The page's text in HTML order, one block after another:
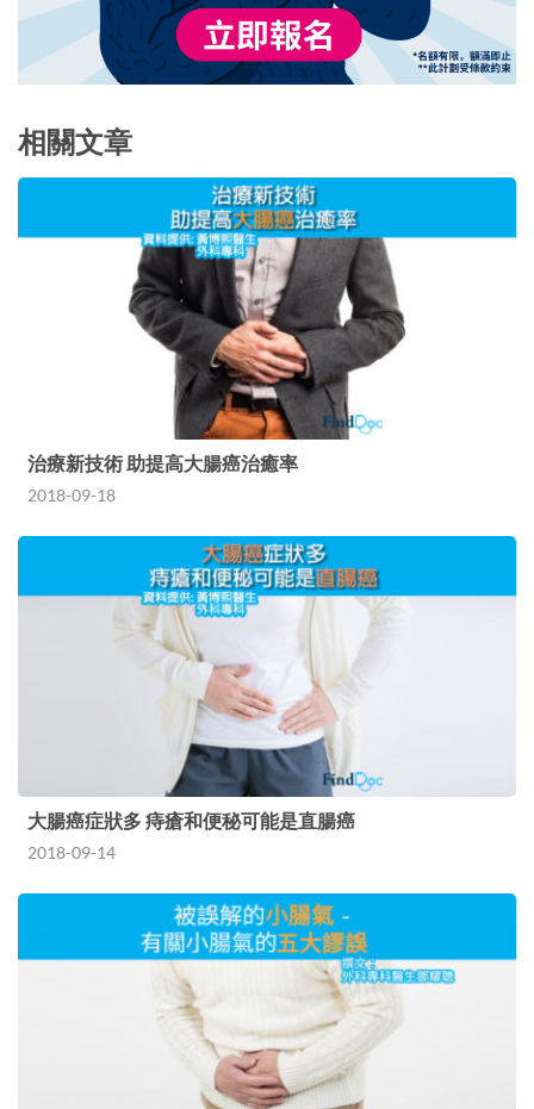
相關文章
治療新技術 助提高大腸癌治癒率
2018-09-18
大腸癌症狀多 痔瘡和便秘可能是直腸癌
2018-09-14